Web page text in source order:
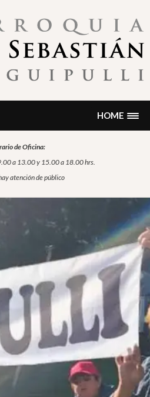
content
oración…
HOME
de Oficina:
a 13.00 y 15.00 a 18.00 hrs.
atención de público